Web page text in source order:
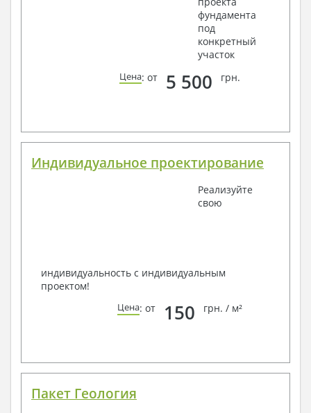
фундамента
под
конкретный
участок
Цена: от 5 500 грн.
Индивидуальное проектирование
Реализуйте
свою
индивидуальность с индивидуальным
проектом!
Цена: от 150 грн. / м²
Пакет Геология